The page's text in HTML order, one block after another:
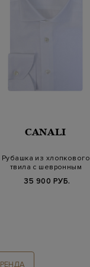
CANALI
Рубашка из хлопкового
твила с шевронным
35 900 РУБ.